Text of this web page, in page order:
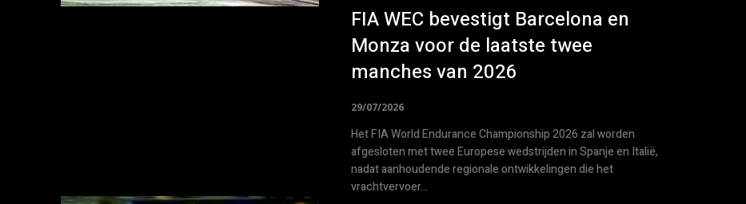
FIA WEC bevestigt Barcelona en
Monza voor de laatste twee
manches van 2026
29/07/2026
Het FIA World Endurance Championship 2026 zal worden
afgesloten met twee Europese wedstrijden in Spanje en Italië,
nadat aanhoudende regionale ontwikkelingen die het
vrachtvervoer...